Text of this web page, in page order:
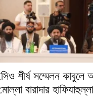
শীর্ষ সম্মেলন
বারাদার